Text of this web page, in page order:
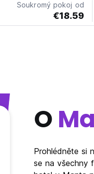
Soukromý pokoj od
€18.59
O
Prohlédněte si
se na všechny